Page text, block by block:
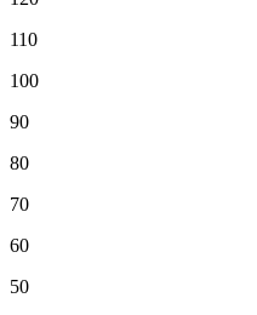
110
100
90
80
70
60
50